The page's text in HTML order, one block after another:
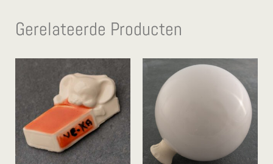
Gerelateerde Producten